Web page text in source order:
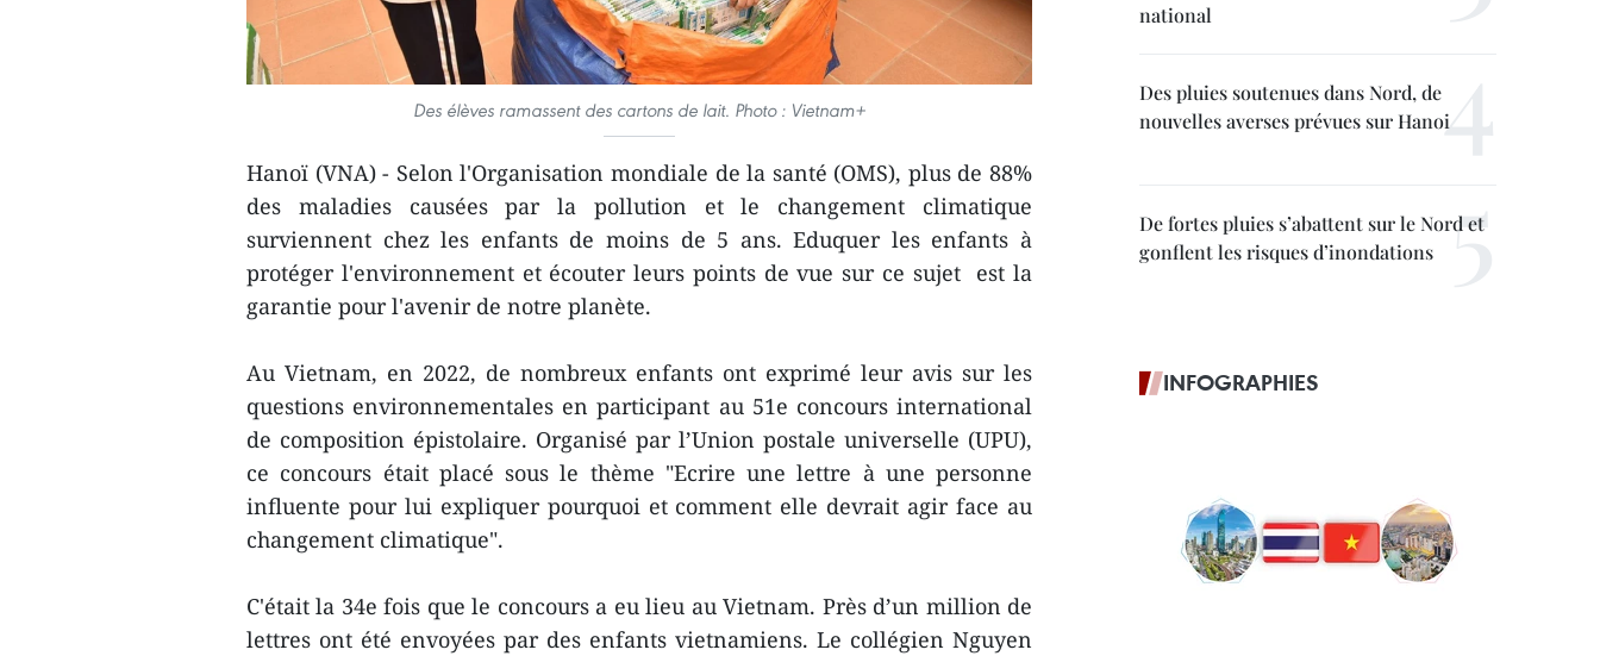
Des élèves ramassent des cartons de lait. Photo : Vietnam+
Hanoï (VNA) - Selon l'Organisation mondiale de la santé (OMS), plus de 88%
des maladies causées par la pollution et le changement climatique
surviennent chez les enfants de moins de 5 ans. Eduquer les enfants à
protéger l'environnement et écouter leurs points de vue sur ce sujet est la
garantie pour l'avenir de notre planète.
Au Vietnam, en 2022, de nombreux enfants ont exprimé leur avis sur les
questions environnementales en participant au 51e concours international
de composition épistolaire. Organisé par l’Union postale universelle (UPU),
ce concours était placé sous le thème "Ecrire une lettre à une personne
influente pour lui expliquer pourquoi et comment elle devrait agir face au
changement climatique".
C'était la 34e fois que le concours a eu lieu au Vietnam. Près d’un million de
lettres ont été envoyées par des enfants vietnamiens. Le collégien Nguyen
national
Des pluies soutenues dans Nord, de
nouvelles averses prévues sur Hanoi
De fortes pluies s’abattent sur le Nord et
gonflent les risques d’inondations
INFOGRAPHIES